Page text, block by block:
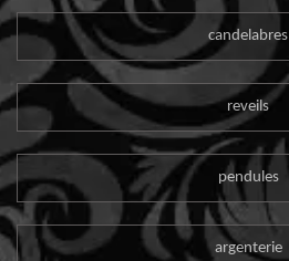
candelabres
reveils
pendules
argenterie